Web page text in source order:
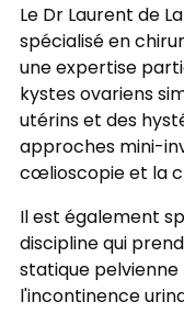
Le Dr Laurent de
spécialisé en
une expertise
kystes ovariens
utérins et des
approches mini-
cœlioscopie et la
Il est également
discipline qui
statique
l'incontinence